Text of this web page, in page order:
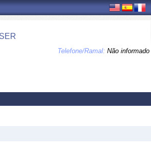
Telefone/Ramal: Não informado